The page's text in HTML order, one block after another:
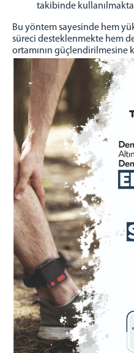
takibinde
Bu yöntem sayesinde hem
süreci desteklenmekte hem
ortamının güçlendirilmesine